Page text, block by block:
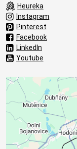
Heureka
Instagram
Pinterest
Facebook
LinkedIn
Youtube
Externý
Prajete si